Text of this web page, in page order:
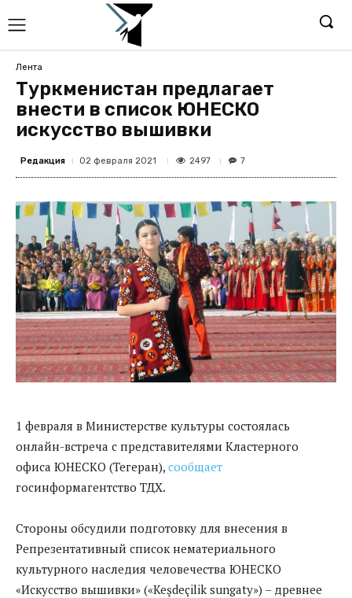
Лента
Туркменистан предлагает
внести в список ЮНЕСКО
искусство вышивки
Редакция 02 февраля 2021 2497 7
1 февраля в Министерстве культуры состоялась
онлайн-встреча с представителями Кластерного
офиса ЮНЕСКО (Тегеран), сообщает
госинформагентство ТДХ.
Стороны обсудили подготовку для внесения в
Репрезентативный список нематериального
культурного наследия человечества ЮНЕСКО
«Искусство вышивки» («Keşdeçilik sungaty») – древнее